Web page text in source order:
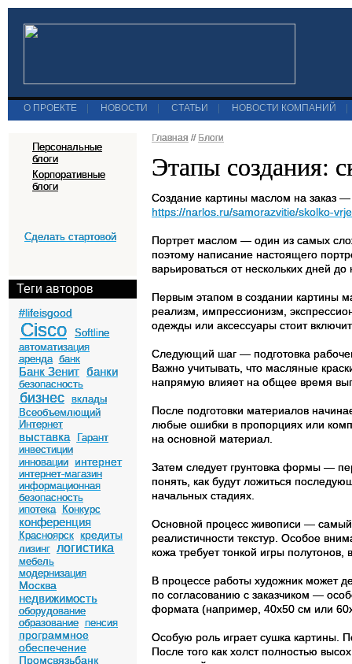
О ПРОЕКТЕ НОВОСТИ СТАТЬИ НОВОСТИ КОМПАНИЙ
Персональные
блоги
Корпоративные
блоги
Сделать стартовой
Теги авторов
#lifeisgood
Cisco
Softline
автоматизация
аренда банк
Банк Зенит банки
безопасность
бизнес
вклады
Всеобъемлющий
Интернет
выставка
Гарант
инвестиции
инновации
интернет
интернет-магазин
информационная
безопасность
ипотека
Конкурс
конференция
Красноярск кредиты
лизинг логистика
мебель
модернизация
Москва
недвижимость
оборудование
образование пенсия
программное
обеспечение
Промсвязьбанк
Главная // Блоги
Этапы создания:
Создание картины маслом на заказ —
https://narlos.ru/samorazvitie/skolko-
Портрет маслом — один из самых
поэтому написание настоящего
варьироваться от нескольких дней
Первым этапом в создании картины
реализм, импрессионизм,
одежды или аксессуары стоит
Следующий шаг — подготовка
Важно учитывать, что масляные
напрямую влияет на общее время
После подготовки материалов
любые ошибки в пропорциях или
на основной материал.
Затем следует грунтовка формы —
понять, как будут ложиться
начальных стадиях.
Основной процесс живописи — самый
реалистичности текстур. Особое
кожа требует тонкой игры
В процессе работы художник может
по согласованию с заказчиком —
формата (например, 40х50 см или
Особую роль играет сушка картины.
После того как холст полностью